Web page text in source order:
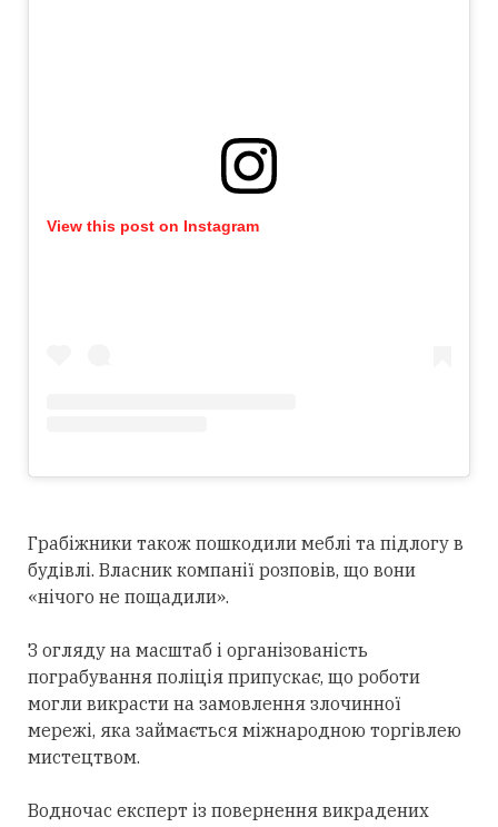
View this post on Instagram
Грабіжники також пошкодили меблі та підлогу в
будівлі. Власник компанії розповів, що вони
«нічого не пощадили».
З огляду на масштаб і організованість
пограбування поліція припускає, що роботи
могли викрасти на замовлення злочинної
мережі, яка займається міжнародною торгівлею
мистецтвом.
Водночас експерт із повернення викрадених